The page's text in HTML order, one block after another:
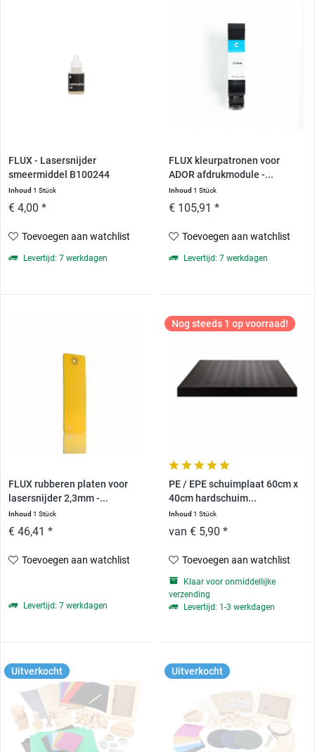
FLUX - Lasersnijder
smeermiddel B100244
Inhoud1 Stück
€ 4,00 *
Toevoegen aan watchlist
Levertijd: 7 werkdagen
FLUX kleurpatronen voor
ADOR afdrukmodule -...
Inhoud 1 Stück
€ 105,91 *
Toevoegen aan watchlist
Levertijd: 7 werkdagen
FLUX rubberen platen voor
lasersnijder 2,3mm -...
Inhoud1 Stück
€ 46,41 *
Toevoegen aan watchlist
Levertijd: 7 werkdagen
Nog steeds 1 op voorraad!
PE / EPE schuimplaat 60cm x
40cm hardschuim...
Inhoud 1 Stück
van € 5,90 *
Toevoegen aan watchlist
Klaar voor onmiddellijke
verzending
Levertijd: 1-3 werkdagen
Uitverkocht Uitverkocht